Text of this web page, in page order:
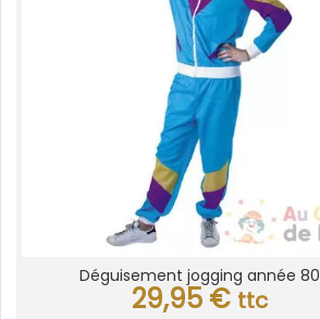
Déguisement jogging année 80
29,95 € ttc